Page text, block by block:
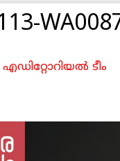
ടീം